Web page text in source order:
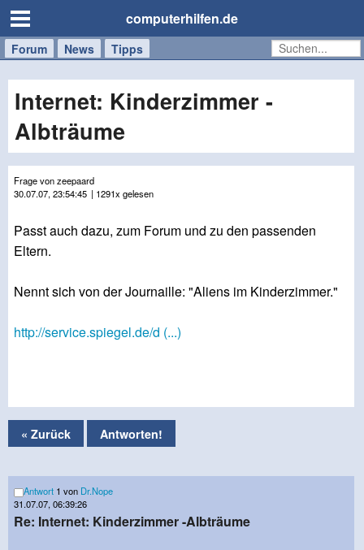
computerhilfen.de
Forum News Tipps
Handy
Tablet
Windows
Mac
Internet: Kinderzimmer -
Albträume
Frage von zeepaard
30.07.07, 23:54:45 | 1291x gelesen
Passt auch dazu, zum Forum und zu den passenden
Eltern.
Nennt sich von der Journaille: "Aliens im Kinderzimmer."
http://service.spiegel.de/d (...)
« Zurück Antworten!
Antwort 1 von Dr.Nope
31.07.07, 06:39:26
Re: Internet: Kinderzimmer -Albträume